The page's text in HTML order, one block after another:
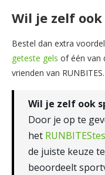
Wil je zelf
Bestel dan extra
geteste gels of één van
vrienden van RUNBITES.
Wil je zelf ook
Door je op te
het
de juiste keuze
beoordeelt